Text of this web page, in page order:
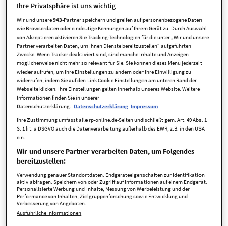
Brandschutz zu Nikolaus
Kerzenlicht gehört für viele zur Weihnachtszeit – doch es birgt
auch erhebliche Brandgefahren. Jedes Jahr kommt es rund
um die Feiertage zu Tausenden zusätzlichen Feuerschäden.
Wie sich diese Risiken vermeiden lassen und welcher
Versicherungsschutz greift.
der Deutschen Versicherungswirtschaft die Zahl der
Feuerschäden, die den Versicherern gemeldet werden, um
zusätzliche 6000. Tatsächlich kann ein trockener Tannenzweig
in wenigen Sekunden in Flammen stehen. Mitunter reicht ein
Funke einer beschädigten Lichterkette oder beim Ausblasen
der Kerze. Auch die „Frische“ von Adventskränzen trügt: Die
Tannennadeln trocknen in der Heizungsluft – und eine Kerze
ist schnell umgekippt oder zu weit heruntergebrannt. Echte
Ihre Privatsphäre ist uns wichtig
Wir und unsere943-Partner speichern und greifen auf personenbezogene Daten
wie Browserdaten oder eindeutige Kennungen auf Ihrem Gerät zu. Durch Auswahl
von Akzeptieren aktivieren Sie Tracking-Technologien für die unter „Wir und unsere
Partner verarbeiten Daten, um Ihnen Dienste bereitzustellen“ aufgeführten
Zwecke. Wenn Tracker deaktiviert sind, sind manche Inhalte und Anzeigen
möglicherweise nicht mehr so relevant für Sie. Sie können dieses Menü jederzeit
wieder aufrufen, um Ihre Einstellungen zu ändern oder Ihre Einwilligung zu
widerrufen, indem Sie auf den Link Cookie Einstellungen am unteren Rand der
Webseite klicken. Ihre Einstellungen gelten innerhalb unseres Website. Weitere
Informationen finden Sie in unserer
Datenschutzerklärung. Datenschutzerklärung Impressum
Ihre Zustimmung umfasst alle rp-online.de-Seiten und schließt gem. Art. 49 Abs. 1
S. 1 lit. a DSGVO auch die Datenverarbeitung außerhalb des EWR, z.B. in den USA
ein.
Wir und unsere Partner verarbeiten Daten, um Folgendes
bereitzustellen:
Verwendung genauer Standortdaten. Endgeräteeigenschaften zur Identifikation
aktiv abfragen. Speichern von oder Zugriff auf Informationen auf einem Endgerät.
Personalisierte Werbung und Inhalte, Messung von Werbeleistung und der
Performance von Inhalten, Zielgruppenforschung sowie Entwicklung und
Verbesserung von Angeboten.
Ausführliche Informationen